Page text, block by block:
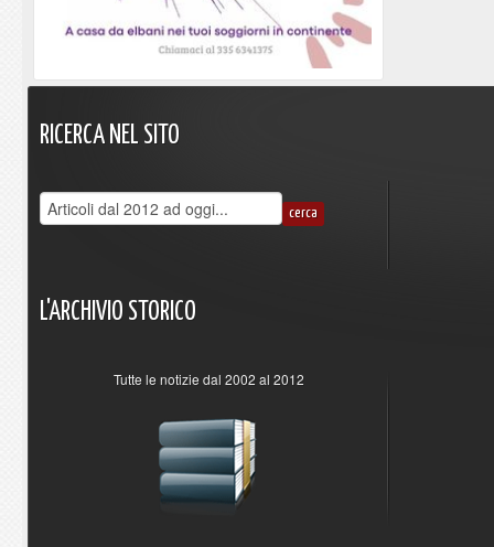
RICERCA NEL SITO
L'ARCHIVIO STORICO
Tutte le notizie dal 2002 al 2012